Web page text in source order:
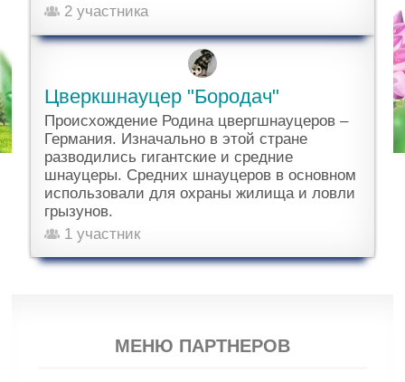
2 участника
Цверкшнауцер "Бородач"
Происхождение Родина цвергшнауцеров –
Германия. Изначально в этой стране
разводились гигантские и средние
шнауцеры. Средних шнауцеров в основном
использовали для охраны жилища и ловли
грызунов.
1 участник
МЕНЮ ПАРТНЕРОВ